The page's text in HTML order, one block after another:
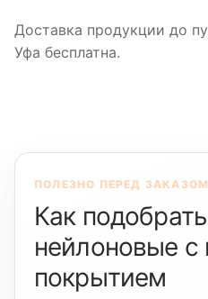
Доставка продукции до
Уфа бесплатна.
ПОЛЕЗНО ПЕРЕД ЗАКАЗОМ
Как
нейлоновые с
покрытием